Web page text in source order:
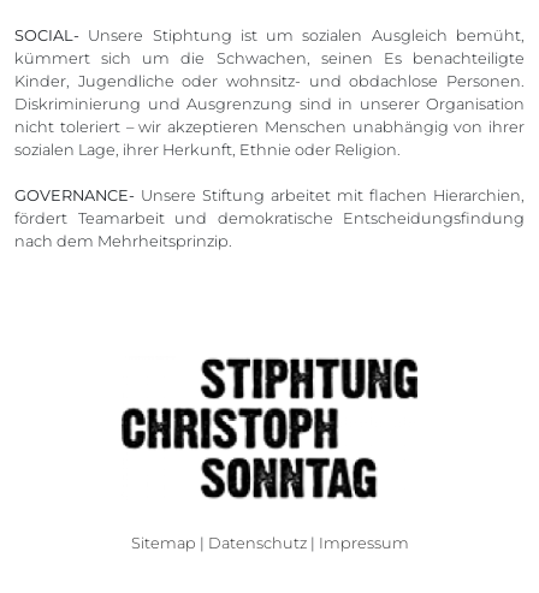
SOCIAL- Unsere Stiphtung ist um sozialen Ausgleich bemüht,
kümmert sich um die Schwachen, seinen Es benachteiligte
Kinder, Jugendliche oder wohnsitz- und obdachlose Personen.
Diskriminierung und Ausgrenzung sind in unserer Organisation
nicht toleriert – wir akzeptieren Menschen unabhängig von ihrer
sozialen Lage, ihrer Herkunft, Ethnie oder Religion.
GOVERNANCE- Unsere Stiftung arbeitet mit flachen Hierarchien,
fördert Teamarbeit und demokratische Entscheidungsfindung
nach dem Mehrheitsprinzip.
Sitemap | Datenschutz| Impressum